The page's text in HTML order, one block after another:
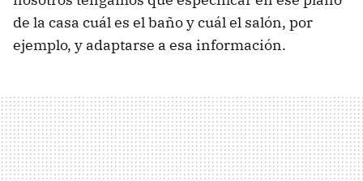
de la casa cuál es el baño y cuál el salón, por
ejemplo, y adaptarse a esa información.